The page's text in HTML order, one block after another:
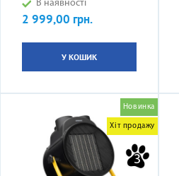
В наявності
Ціна
2 999,00 грн.
У КОШИК
Новинка
Хіт продажу
3